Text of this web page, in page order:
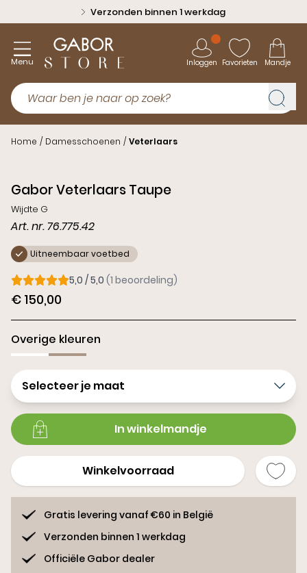
Verzonden binnen 1 werkdag
Menu Inloggen Favorieten Mandje
Home / Damesschoenen / Veterlaars
Gabor Veterlaars Taupe
Wijdte G
Art. nr. 76.775.42
Uitneembaar voetbed
€ 150,00
5,0 / 5,0 (1 beoordeling)
Overige kleuren
Selecteer je maat
In winkelmandje
Winkelvoorraad
Gratis levering vanaf €60 in België
Verzonden binnen 1 werkdag
Officiële Gabor dealer